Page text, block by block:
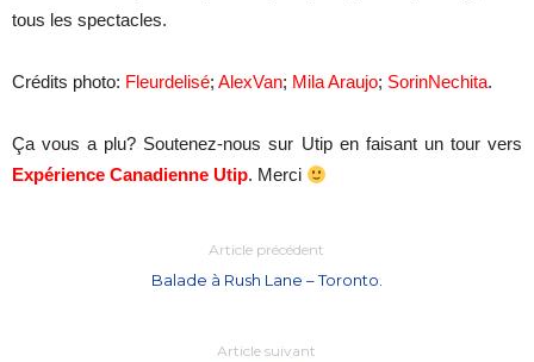
tous les spectacles.
Crédits photo: Fleurdelisé; AlexVan; Mila Araujo; SorinNechita.
Ça vous a plu? Soutenez-nous sur Utip en faisant un tour vers
Expérience Canadienne Utip. Merci
Article précédent
Balade à Rush Lane – Toronto.
Article suivant